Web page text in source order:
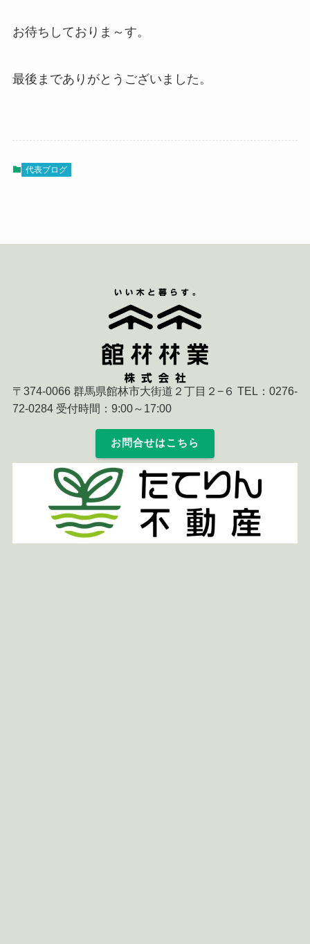
お待ちしておりま～す。
最後までありがとうございました。
代表ブログ
〒374-0066 群馬県館林市大街道２丁目２−６ TEL：0276-
72-0284 受付時間：9:00～17:00
お問合せはこちら